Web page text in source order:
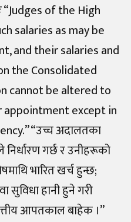
“Judges of the High
salaries as may be
and their salaries and
the Consolidated
cannot be altered to
except in
“उच्च अदालतका
गर्छ र उनीहरूको
भारित खर्च हुन्छ;
सुविधा हानी हुने गरी
आपतकाल बाहेक ।”